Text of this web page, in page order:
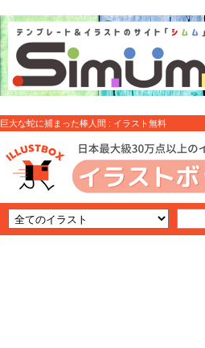
巨大な蛇に捕まった棒人間 : イラスト無料